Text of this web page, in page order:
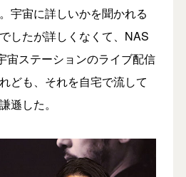
宇宙に詳しいかを聞かれる
したが詳しくなくて、NAS
宙ステーションのライブ配信
ども、それを自宅で流して
遜した。